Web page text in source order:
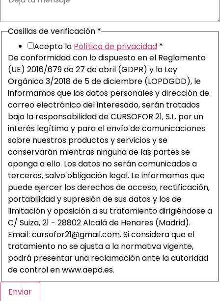
Casillas de verificación *
Acepto la Política de privacidad *
De conformidad con lo dispuesto en el Reglamento
(UE) 2016/679 de 27 de abril (GDPR) y la Ley
Orgánica 3/2018 de 5 de diciembre (LOPDGDD), le
informamos que los datos personales y dirección de
correo electrónico del interesado, serán tratados
bajo la responsabilidad de CURSOFOR 21, S.L. por un
interés legítimo y para el envío de comunicaciones
sobre nuestros productos y servicios y se
conservarán mientras ninguna de las partes se
oponga a ello. Los datos no serán comunicados a
terceros, salvo obligación legal. Le informamos que
puede ejercer los derechos de acceso, rectificación,
portabilidad y supresión de sus datos y los de
limitación y oposición a su tratamiento dirigiéndose a
C/ Suiza, 21 - 28802 Alcalá de Henares (Madrid).
Email: cursofor21@gmail.com. Si considera que el
tratamiento no se ajusta a la normativa vigente,
podrá presentar una reclamación ante la autoridad
de control en www.aepd.es.
Enviar